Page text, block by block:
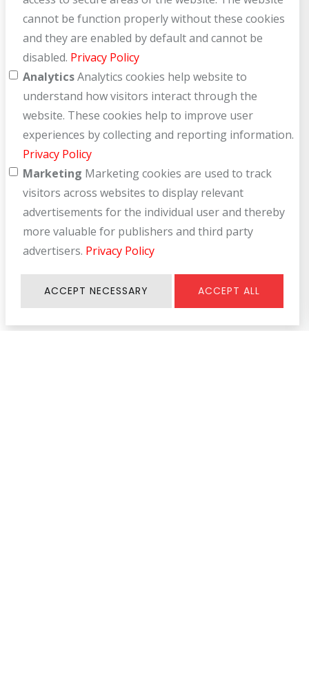
cannot be function properly without these cookies
and they are enabled by default and cannot be
disabled. Privacy Policy
AnalyticsAnalytics cookies help website to
understand how visitors interact through the
website. These cookies help to improve user
experiences by collecting and reporting information.
Privacy Policy
Marketing Marketing cookies are used to track
visitors across websites to display relevant
advertisements for the individual user and thereby
more valuable for publishers and third party
advertisers. Privacy Policy
ACCEPT NECESSARY ACCEPT ALL